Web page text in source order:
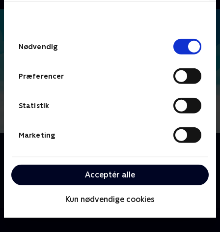
Nødvendig
Præferencer
Statistik
Marketing
Acceptér alle
Kun nødvendige cookies
hvalrosmakker Russell og tidligere søkaptajn Angus
begiver sig ud på uhyggelige eventyr for at levere
post over Mount Middlemost.